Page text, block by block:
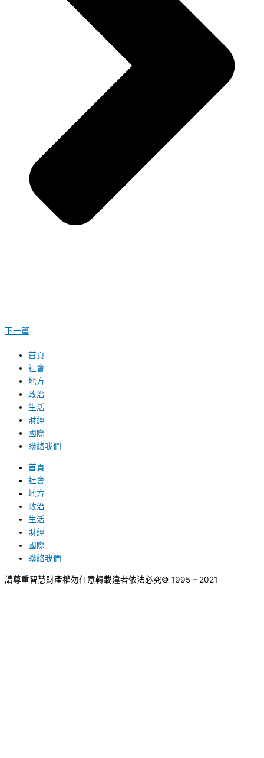
下一篇
首頁
社會
地方
政治
生活
財經
國際
聯絡我們
首頁
社會
地方
政治
生活
財經
國際
聯絡我們
請尊重智慧財產權勿任意轉載違者依法必究© 1995 – 2021